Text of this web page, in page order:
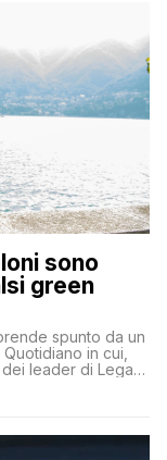
sono
green
spunto da un
in cui,
leader di Lega e